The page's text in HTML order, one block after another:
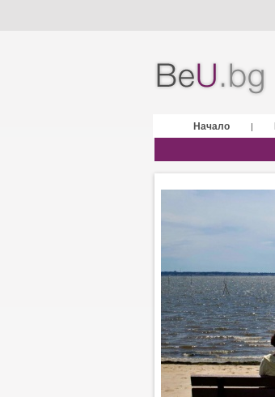
Начало |